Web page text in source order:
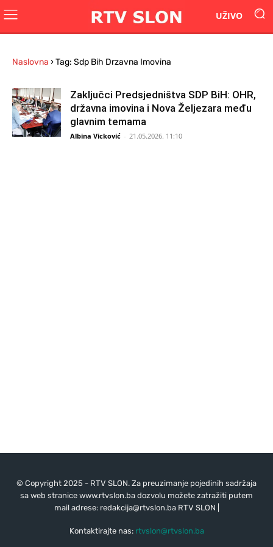
UŽIVO
Naslovna ›Tag: Sdp Bih Drzavna Imovina
Zaključci Predsjedništva SDP BiH: OHR,
državna imovina i Nova Željezara među
glavnim temama
Albina Vicković - 21.05.2026. 11:10
© Copyright 2025 - RTV SLON. Za preuzimanje pojedinih sadržaja
sa web stranice www.rtvslon.ba dozvolu možete zatražiti putem
mail adrese: redakcija@rtvslon.baRTV SLON |
Kontaktirajte nas: rtvslon@rtvslon.ba